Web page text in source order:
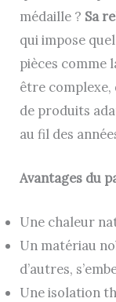
médaille ? Sa
qui impose
pièces comme
être complexe,
de produits
au fil des
Avantages du
Une chaleur
Un matériau
d’autres,
Une isolation